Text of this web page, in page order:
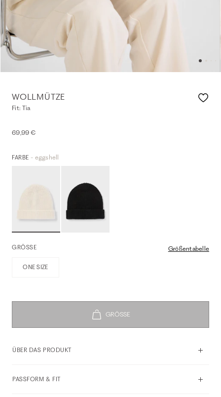
WOLLMÜTZE
Fit: Tia
69,99 €
FARBE - eggshell
GRÖSSE Größentabelle
ONE SIZE
ÜBER DAS PRODUKT
PASSFORM & FIT